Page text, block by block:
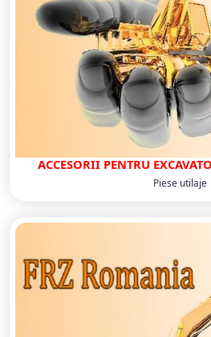
ACCESORII PENTRU
Piese utilaje